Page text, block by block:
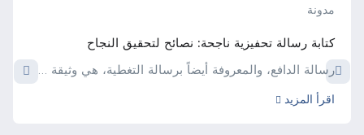
مدونة
كتابة رسالة تحفيزية ناجحة: نصائح لتحقيق النجاح
رسالة الدافع، والمعروفة أيضاً برسالة التغطية، هي وثيقة ...
اقرأ المزيد